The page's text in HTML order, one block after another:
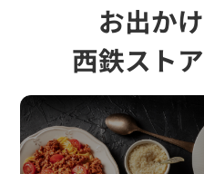
お出か
西鉄スト